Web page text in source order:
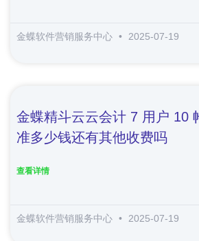
金蝶软件营销服务中心 2025-07-19
金蝶精斗云云会计 7 用户 10
准多少钱还有其他收费吗
查看详情
金蝶软件营销服务中心 2025-07-19